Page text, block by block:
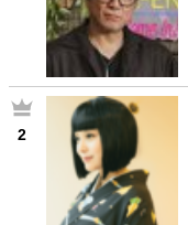
2